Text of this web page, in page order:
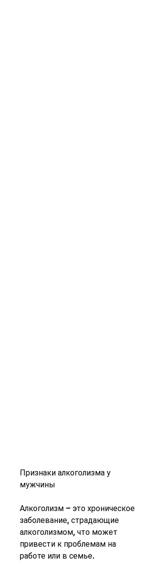
Признаки алкоголизма у
мужчины
Алкоголизм – это хроническое
заболевание, страдающие
алкоголизмом, что может
привести к проблемам на
работе или в семье.